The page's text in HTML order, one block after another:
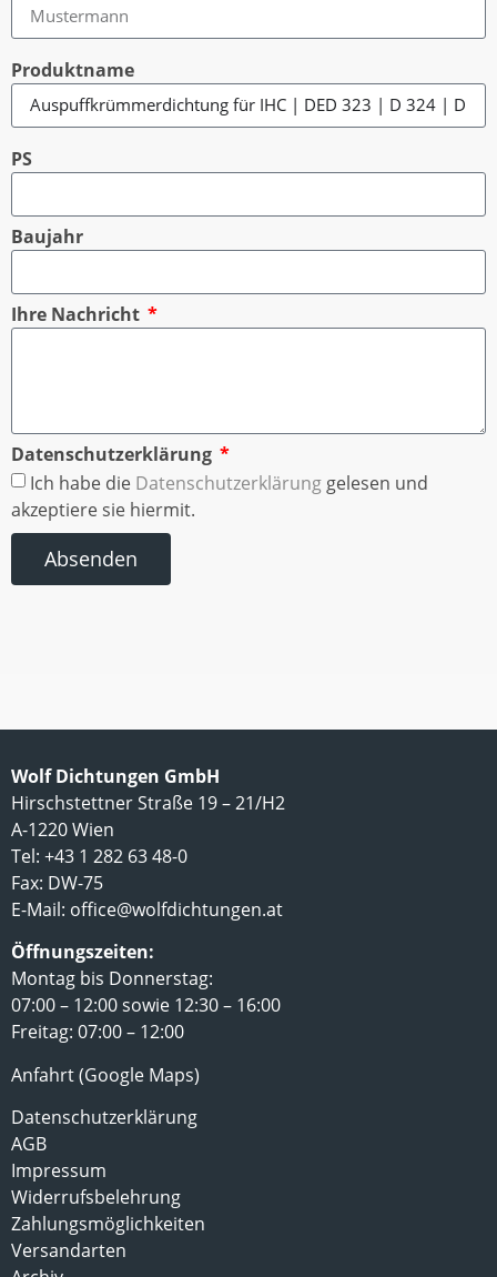
Produktname
PS
Baujahr
Ihre Nachricht
Datenschutzerklärung
Ich habe die Datenschutzerklärung gelesen und
akzeptiere sie hiermit.
Absenden
Wolf Dichtungen GmbH
Hirschstettner Straße 19 – 21/H2
A-1220 Wien
Tel: +43 1 282 63 48-0
Fax: DW-75
E-Mail: office@wolfdichtungen.at
Öffnungszeiten:
Montag bis Donnerstag:
07:00 – 12:00 sowie 12:30 – 16:00
Freitag: 07:00 – 12:00
Anfahrt (Google Maps)
Datenschutzerklärung
AGB
Impressum
Widerrufsbelehrung
Zahlungsmöglichkeiten
Versandarten